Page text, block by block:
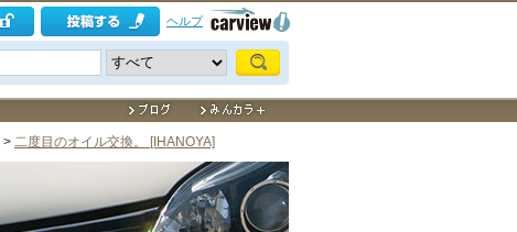
ヘルプ
> 二度目のオイル交換。 [IHANOYA]